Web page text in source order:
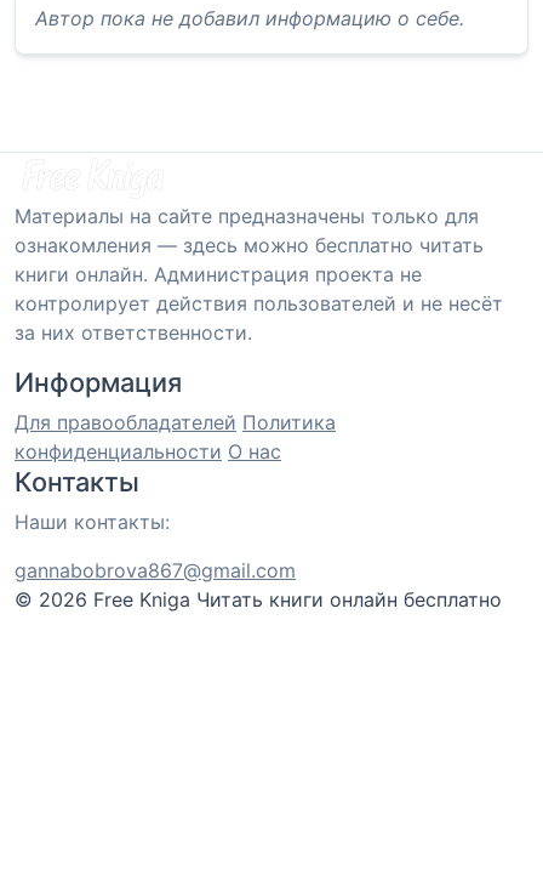
Автор пока не добавил информацию о себе.
Материалы на сайте предназначены только для
ознакомления — здесь можно бесплатно читать
книги онлайн. Администрация проекта не
контролирует действия пользователей и не несёт
за них ответственности.
Информация
Для правообладателей Политика
конфиденциальности О нас
Контакты
Наши контакты:
gannabobrova867@gmail.com
© 2026 Free Kniga Читать книги онлайн бесплатно